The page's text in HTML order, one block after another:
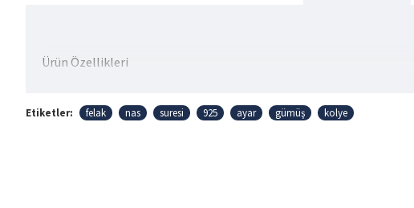
Ürün Özellikleri
Gram : 9.50 gr
Etiketler: felak nas suresi 925 ayar gümüş kolye